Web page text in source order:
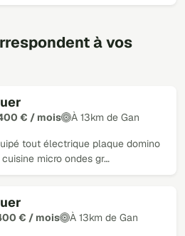
à vos
€ / mois À 13km de Gan
tout électrique plaque domino
micro ondes gr…
€ / mois À 13km de Gan